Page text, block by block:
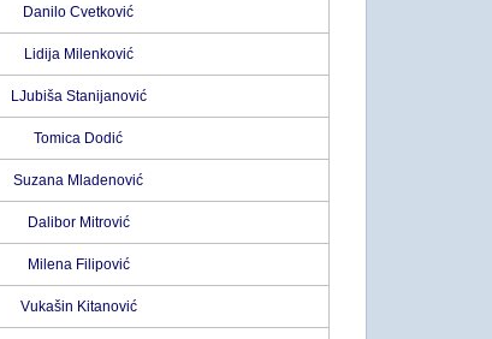
Danilo Cvetković
Lidija Milenković
LJubiša Stanijanović
Tomica Dodić
Suzana Mladenović
Dalibor Mitrović
Milena Filipović
Vukašin Kitanović